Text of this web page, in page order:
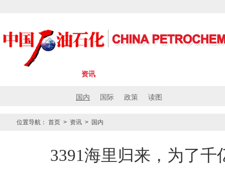
资讯
国内 国际 政策 读图
位置导航： 首页 > 资讯 > 国内
3391海里归来，为了千